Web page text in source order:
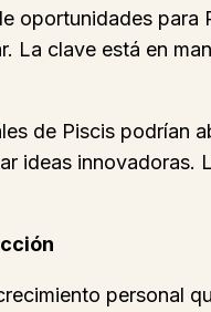
oportunidades
La clave está en
de Piscis podrían
ideas
personal